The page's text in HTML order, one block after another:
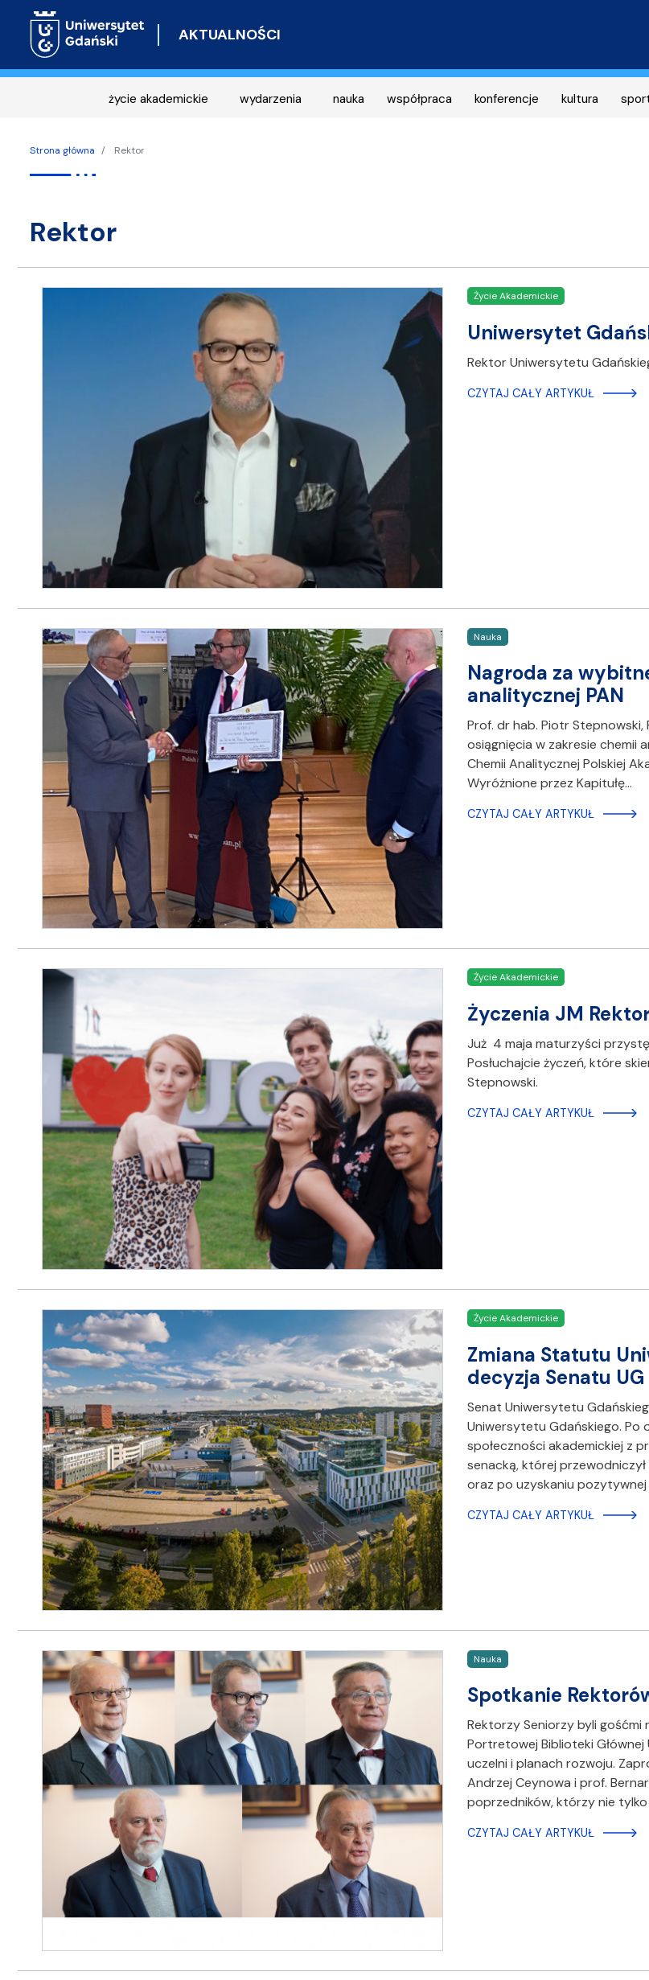
AKTUALNOŚCI
życie akademickie wydarzenia nauka współpraca konferencje kultura
Strona główna Rektor
Rektor
Życie Akademickie
Uniwersytet
Rektor Uniwersytetu
CZYTAJ CAŁY ARTYKUŁ
Nauka
Nagroda za
analitycznej PAN
Prof. dr hab. Piotr
osiągnięcia w zakresie chemii
Chemii Analitycznej Polskiej
Wyróżnione przez Kapitułę…
CZYTAJ CAŁY ARTYKUŁ
Życie Akademickie
Życzenia JM
Już 4 maja maturzyści
Posłuchajcie życzeń, które
Stepnowski.
CZYTAJ CAŁY ARTYKUŁ
Życie Akademickie
Zmiana Statutu
decyzja Senatu UG
Senat Uniwersytetu
Uniwersytetu Gdańskiego. Po
społeczności akademickiej z
senacką, której
oraz po uzyskaniu
CZYTAJ CAŁY ARTYKUŁ
Nauka
Spotkanie
Rektorzy Seniorzy byli gośćmi
Portretowej Biblioteki
uczelni i planach rozwoju.
Andrzej Ceynowa i prof.
poprzedników, którzy nie
CZYTAJ CAŁY ARTYKUŁ